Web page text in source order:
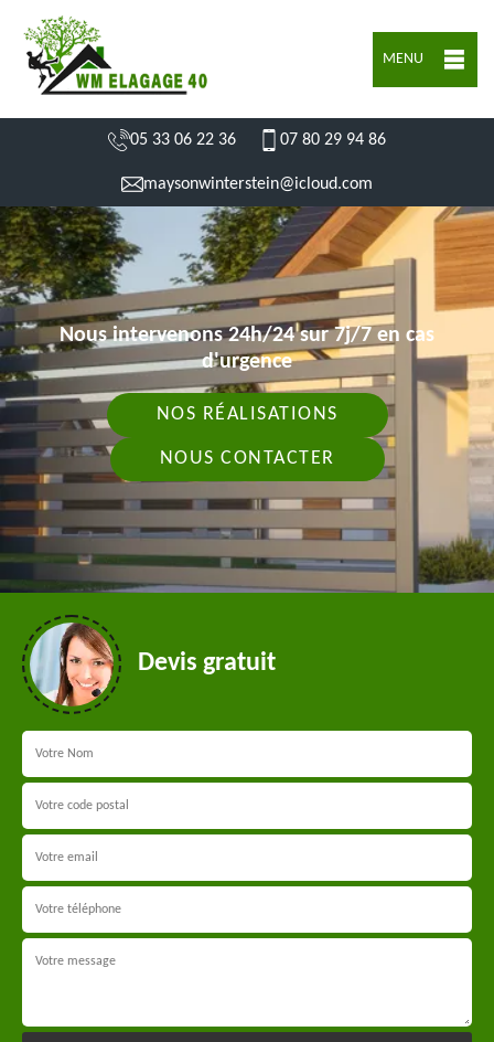
MENU
05 33 06 22 36 07 80 29 94 86
maysonwinterstein@icloud.com
Nous intervenons 24h/24 sur 7j/7 en cas
d'urgence
NOS RÉALISATIONS
NOUS CONTACTER
Devis gratuit